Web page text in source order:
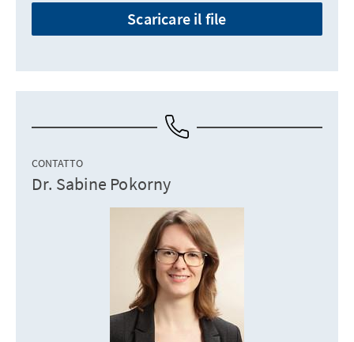
Scaricare il file
CONTATTO
Dr. Sabine Pokorny